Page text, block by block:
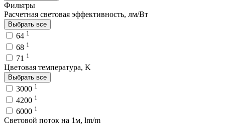
Фильтры
Расчетная световая эффективность, лм/Вт
Выбрать все
64 1
68 1
71 1
Цветовая температура, K
Выбрать все
3000 1
4200 1
6000 1
Световой поток на 1м, lm/m